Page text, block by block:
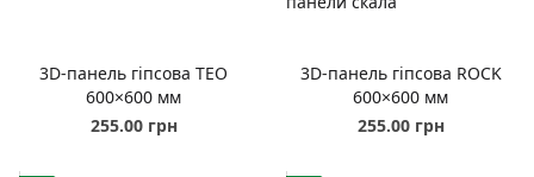
3D-панель гіпсова TEO
600×600 мм
255.00 грн
3D-панель гіпсова ROCK
600×600 мм
255.00 грн